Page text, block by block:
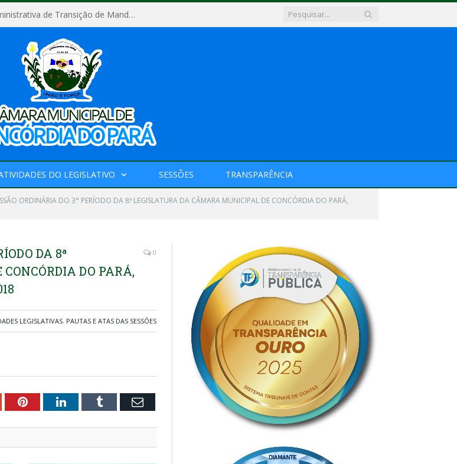
Relatório Final da Comisssão Administrativa de Transição de Mandato do Poder Legislativo do Município de Concórdia do Pará
DO LEGISLATIVO SESSÕES TRANSPARÊNCIA
ORDINÁRIA DO 3° PERÍODO DA 8ª LEGISLATURA DA CÂMARA MUNICIPAL DE CONCÓRDIA DO PARÁ,
DA 8ª
DO PARÁ,
0
LEGISLATIVAS, PAUTAS E ATAS DAS SESSÕES
PinterestLinkedInTumblr Email